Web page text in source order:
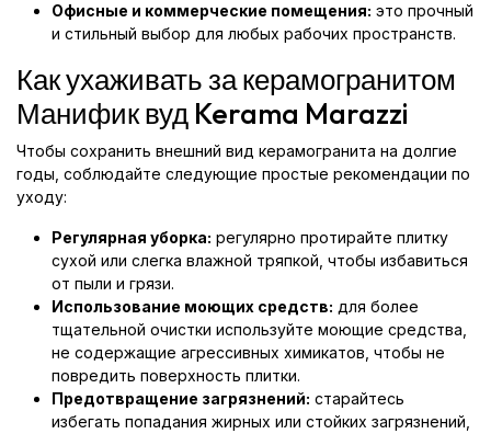
Офисные и коммерческие помещения: это прочный
и стильный выбор для любых рабочих пространств.
Как ухаживать за керамогранитом
Манифик вуд Kerama Marazzi
Чтобы сохранить внешний вид керамогранита на долгие
годы, соблюдайте следующие простые рекомендации по
уходу:
Регулярная уборка: регулярно протирайте плитку
сухой или слегка влажной тряпкой, чтобы избавиться
от пыли и грязи.
Использование моющих средств: для более
тщательной очистки используйте моющие средства,
не содержащие агрессивных химикатов, чтобы не
повредить поверхность плитки.
Предотвращение загрязнений: старайтесь
избегать попадания жирных или стойких загрязнений,